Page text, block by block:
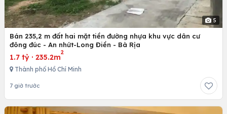
5
Bán 235,2 m đất hai mặt tiền đường nhựa khu vực dân cư
đông đúc - An nhứt-Long Điền - Bà Rịa
1.7 tỷ · 235.2m
2
Thành phố Hồ Chí Minh
7 giờ trước